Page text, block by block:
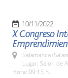
10/11/2022
X Congreso
Salamanca
Lugar: Salón de
Hora: 09:15 h.